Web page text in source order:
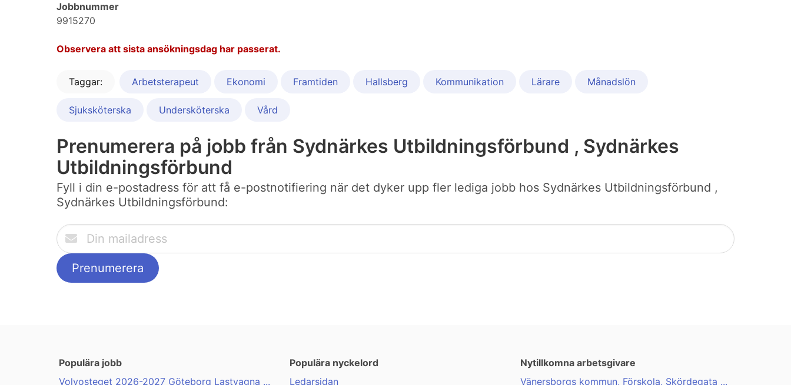
Jobbnummer
9915270
Observera att sista ansökningsdag har passerat.
Taggar: Arbetsterapeut Ekonomi Framtiden Hallsberg Kommunikation Lärare Månadslön
Sjuksköterska Undersköterska Vård
Prenumerera på jobb från Sydnärkes Utbildningsförbund , Sydnärkes
Utbildningsförbund
Fyll i din e-postadress för att få e-postnotifiering när det dyker upp fler lediga jobb hos Sydnärkes Utbildningsförbund ,
Sydnärkes Utbildningsförbund:
Populära jobb
Volvosteget 2026-2027 Göteborg Lastvagna ...
Populära nyckelord
Ledarsidan
Nytillkomna arbetsgivare
Vänersborgs kommun, Förskola, Skördegata ...